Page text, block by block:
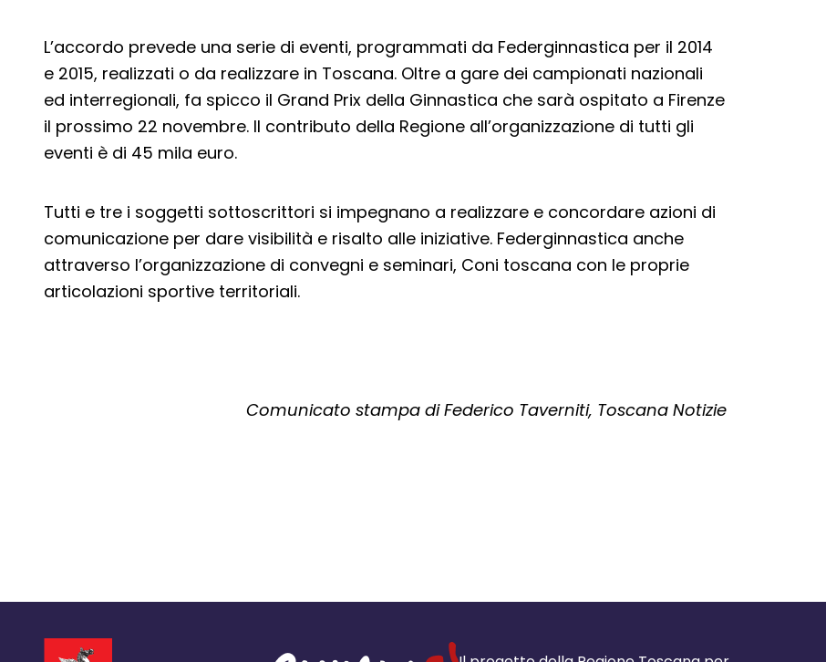
L’accordo prevede una serie di eventi, programmati da Federginnastica per il 2014
e 2015, realizzati o da realizzare in Toscana. Oltre a gare dei campionati nazionali
ed interregionali, fa spicco il Grand Prix della Ginnastica che sarà ospitato a Firenze
il prossimo 22 novembre. Il contributo della Regione all’organizzazione di tutti gli
eventi è di 45 mila euro.
Tutti e tre i soggetti sottoscrittori si impegnano a realizzare e concordare azioni di
comunicazione per dare visibilità e risalto alle iniziative. Federginnastica anche
attraverso l’organizzazione di convegni e seminari, Coni toscana con le proprie
articolazioni sportive territoriali.
Comunicato stampa di Federico Taverniti, Toscana Notizie